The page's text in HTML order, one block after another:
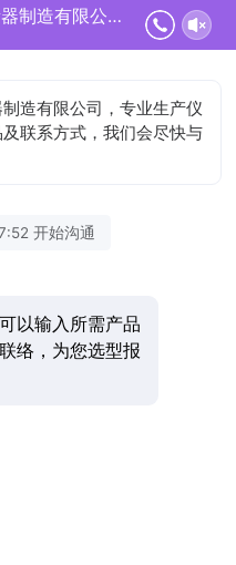
安徽省锐凌计量器制造有限公司正在为您服务
造有限公司，专业生产仪
联系方式，我们会尽快与
开始沟通
以输入所需产品
络，为您选型报